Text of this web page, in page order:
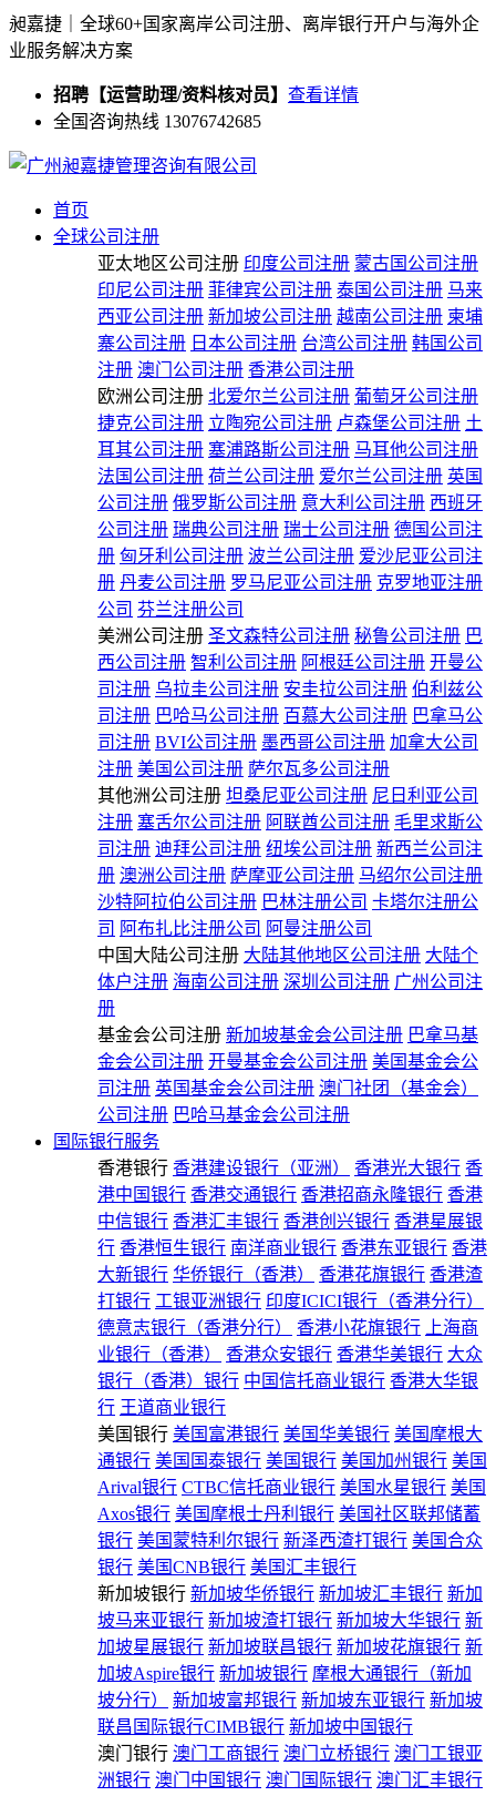
昶嘉捷｜全球60+国家离岸公司注册、离岸银行开户与海外企
业服务解决方案
招聘【运营助理/资料核对员】 查看详情
全国咨询热线 13076742685
首页
全球公司注册
亚太地区公司注册 印度公司注册 蒙古国公司注册
印尼公司注册 菲律宾公司注册 泰国公司注册 马来
西亚公司注册 新加坡公司注册 越南公司注册 柬埔
寨公司注册 日本公司注册 台湾公司注册 韩国公司
注册 澳门公司注册 香港公司注册
欧洲公司注册 北爱尔兰公司注册 葡萄牙公司注册
捷克公司注册 立陶宛公司注册 卢森堡公司注册 土
耳其公司注册 塞浦路斯公司注册 马耳他公司注册
法国公司注册 荷兰公司注册 爱尔兰公司注册 英国
公司注册 俄罗斯公司注册 意大利公司注册 西班牙
公司注册 瑞典公司注册 瑞士公司注册 德国公司注
册 匈牙利公司注册 波兰公司注册 爱沙尼亚公司注
册 丹麦公司注册 罗马尼亚公司注册 克罗地亚注册
公司 芬兰注册公司
美洲公司注册 圣文森特公司注册 秘鲁公司注册 巴
西公司注册 智利公司注册 阿根廷公司注册 开曼公
司注册 乌拉圭公司注册 安圭拉公司注册 伯利兹公
司注册 巴哈马公司注册 百慕大公司注册 巴拿马公
司注册 BVI公司注册 墨西哥公司注册 加拿大公司
注册 美国公司注册 萨尔瓦多公司注册
其他洲公司注册 坦桑尼亚公司注册 尼日利亚公司
注册 塞舌尔公司注册 阿联酋公司注册 毛里求斯公
司注册 迪拜公司注册 纽埃公司注册 新西兰公司注
册 澳洲公司注册 萨摩亚公司注册 马绍尔公司注册
沙特阿拉伯公司注册 巴林注册公司 卡塔尔注册公
司 阿布扎比注册公司 阿曼注册公司
中国大陆公司注册 大陆其他地区公司注册 大陆个
体户注册 海南公司注册 深圳公司注册 广州公司注
册
基金会公司注册 新加坡基金会公司注册 巴拿马基
金会公司注册 开曼基金会公司注册 美国基金会公
司注册 英国基金会公司注册 澳门社团（基金会）
公司注册 巴哈马基金会公司注册
国际银行服务
香港银行 香港建设银行（亚洲） 香港光大银行 香
港中国银行 香港交通银行 香港招商永隆银行 香港
中信银行 香港汇丰银行 香港创兴银行 香港星展银
行 香港恒生银行 南洋商业银行 香港东亚银行 香港
大新银行 华侨银行（香港） 香港花旗银行 香港渣
打银行 工银亚洲银行 印度ICICI银行（香港分行）
德意志银行（香港分行）
香港小花旗银行
上海商
业银行（香港）
香港众安银行 香港华美银行 大众
银行（香港）银行 中国信托商业银行 香港大华银
行 王道商业银行
美国银行 美国富港银行 美国华美银行 美国摩根大
通银行 美国国泰银行 美国银行 美国加州银行 美国
Arival银行 CTBC信托商业银行 美国水星银行 美国
Axos银行 美国摩根士丹利银行 美国社区联邦储蓄
银行 美国蒙特利尔银行 新泽西渣打银行 美国合众
银行 美国CNB银行 美国汇丰银行
新加坡银行 新加坡华侨银行 新加坡汇丰银行 新加
坡马来亚银行 新加坡渣打银行 新加坡大华银行 新
加坡星展银行 新加坡联昌银行 新加坡花旗银行 新
加坡Aspire银行 新加坡银行 摩根大通银行（新加
坡分行）
新加坡富邦银行 新加坡东亚银行 新加坡
联昌国际银行CIMB银行 新加坡中国银行
澳门银行 澳门工商银行 澳门立桥银行 澳门工银亚
洲银行 澳门中国银行 澳门国际银行 澳门汇丰银行